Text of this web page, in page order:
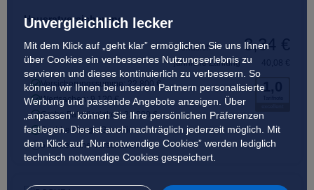
Unvergleichlich lecker
Mit dem Klick auf „geht klar” ermöglichen Sie uns Ihnen
über Cookies ein verbessertes Nutzungserlebnis zu
servieren und dieses kontinuierlich zu verbessern. So
können wir Ihnen bei unseren Partnern personalisierte
Werbung und passende Angebote anzeigen. Über
„anpassen” können Sie Ihre persönlichen Präferenzen
festlegen. Dies ist auch nachträglich jederzeit möglich. Mit
dem Klick auf „Nur notwendige Cookies” werden lediglich
technisch notwendige Cookies gespeichert.
Hausratversicherung
1,0
Versicherungssumme: 22.800 €
Wertsachen: 9.120 €
Grobe Fahrlässigkeit: 22.800 €
Best-Leistungs-Garantie
5 Jahre ohne Vorschaden
monatlich 3,34 €
jährliche Zahlung